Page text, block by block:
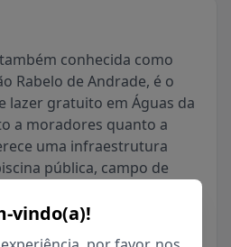
conhecida como
Rabelo de Andrade, é o
lazer gratuito em Águas da
a moradores quanto a
uma infraestrutura
pública, campo de
além de áreas
beach tênis. Com um amplo
vindo(a)!